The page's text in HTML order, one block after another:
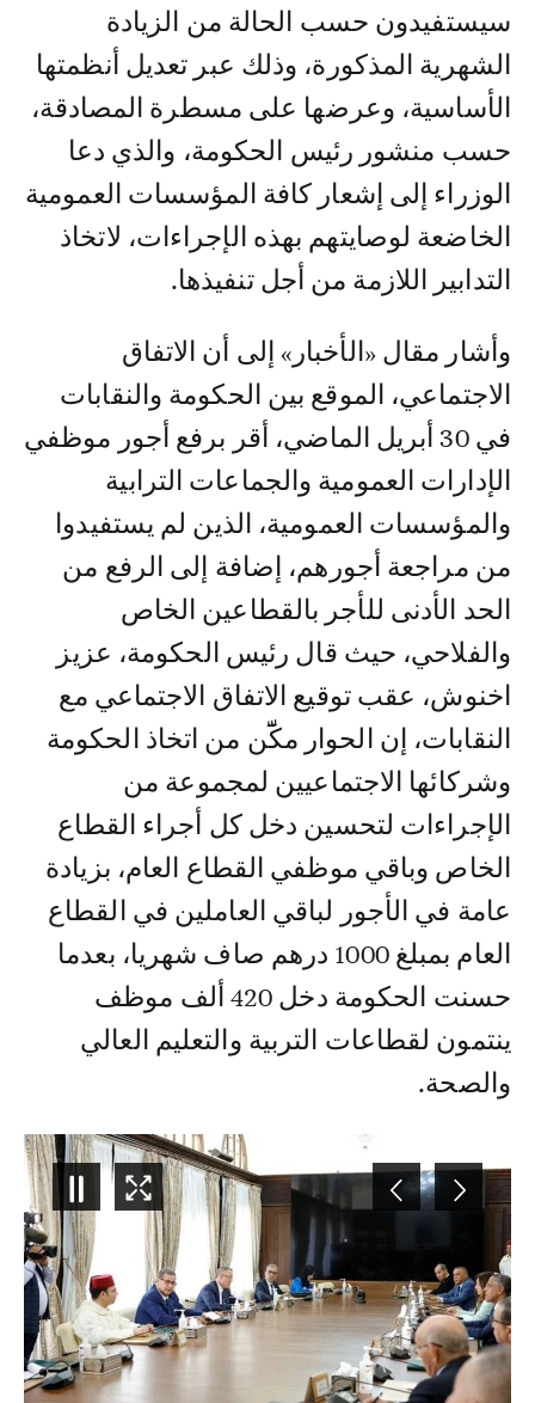
سيستفيدون حسب الحالة من الزيادة
الشهرية المذكورة، وذلك عبر تعديل أنظمتها
الأساسية، وعرضها على مسطرة المصادقة،
حسب منشور رئيس الحكومة، والذي دعا
الوزراء إلى إشعار كافة المؤسسات العمومية
الخاضعة لوصايتهم بهذه الإجراءات، لاتخاذ
التدابير اللازمة من أجل تنفيذها.
وأشار مقال «الأخبار» إلى أن الاتفاق
الاجتماعي، الموقع بين الحكومة والنقابات
في 30 أبريل الماضي، أقر برفع أجور موظفي
الإدارات العمومية والجماعات الترابية
والمؤسسات العمومية، الذين لم يستفيدوا
من مراجعة أجورهم، إضافة إلى الرفع من
الحد الأدنى للأجر بالقطاعين الخاص
والفلاحي، حيث قال رئيس الحكومة، عزيز
اخنوش، عقب توقيع الاتفاق الاجتماعي مع
النقابات، إن الحوار مكّٓن من اتخاذ الحكومة
وشركائها الاجتماعيين لمجموعة من
الإجراءات لتحسين دخل كل أجراء القطاع
الخاص وباقي موظفي القطاع العام، بزيادة
عامة في الأجور لباقي العاملين في القطاع
العام بمبلغ 1000 درهم صاف شهريا، بعدما
حسنت الحكومة دخل 420 ألف موظف
ينتمون لقطاعات التربية والتعليم العالي
والصحة.